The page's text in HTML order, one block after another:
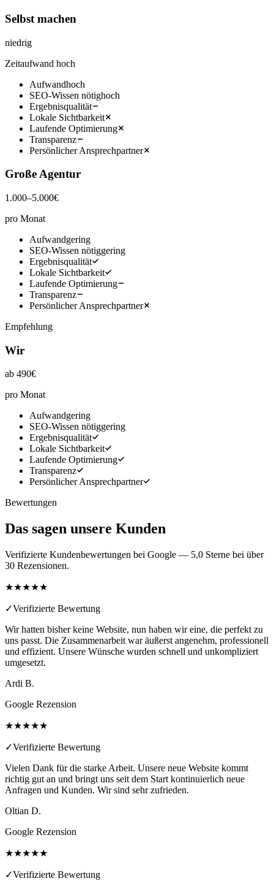
Selbst machen
niedrig
Zeitaufwand hoch
Aufwandhoch
SEO-Wissen nötighoch
Ergebnisqualität
Lokale Sichtbarkeit
Laufende Optimierung
Transparenz
Persönlicher Ansprechpartner
Große Agentur
1.000–5.000€
pro Monat
Aufwandgering
SEO-Wissen nötiggering
Ergebnisqualität
Lokale Sichtbarkeit
Laufende Optimierung
Transparenz
Persönlicher Ansprechpartner
Empfehlung
Wir
ab 490€
pro Monat
Aufwandgering
SEO-Wissen nötiggering
Ergebnisqualität
Lokale Sichtbarkeit
Laufende Optimierung
Transparenz
Persönlicher Ansprechpartner
Bewertungen
Das sagen unsere Kunden
Verifizierte Kundenbewertungen bei Google — 5,0 Sterne bei über
30 Rezensionen.
★★★★★
✓Verifizierte Bewertung
Wir hatten bisher keine Website, nun haben wir eine, die perfekt zu
uns passt. Die Zusammenarbeit war äußerst angenehm, professionell
und effizient. Unsere Wünsche wurden schnell und unkompliziert
umgesetzt.
Ardi B.
Google Rezension
★★★★★
✓Verifizierte Bewertung
Vielen Dank für die starke Arbeit. Unsere neue Website kommt
richtig gut an und bringt uns seit dem Start kontinuierlich neue
Anfragen und Kunden. Wir sind sehr zufrieden.
Oltian D.
Google Rezension
★★★★★
✓Verifizierte Bewertung